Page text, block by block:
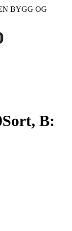
BYGG OG
Sort, B: